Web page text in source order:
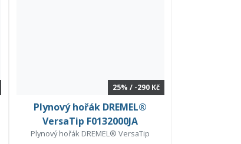
25% / -290 Kč
Plynový hořák DREMEL®
VersaTip F0132000JA
Plynový hořák DREMEL® VersaTip